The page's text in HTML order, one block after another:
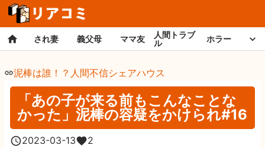
され妻 義父母 ママ友
人間トラブ
ル
ホラー
泥棒は誰！？人間不信シェアハウス
「あの子が来る前もこんなことな
かった」泥棒の容疑をかけられ#16
2023-03-13 2